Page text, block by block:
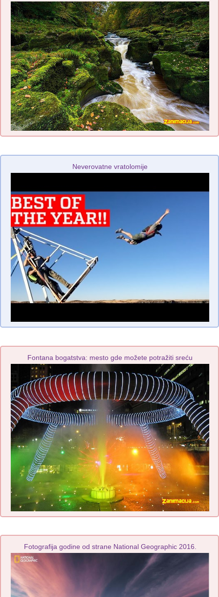
Neverovatne vratolomije
Fontana bogatstva: mesto gde možete potražiti sreću
Fotografija godine od strane National Geographic 2016.